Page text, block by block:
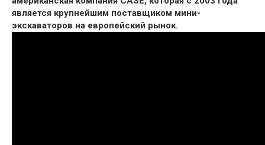
является крупнейшим поставщиком мини-
экскаваторов на европейский рынок.